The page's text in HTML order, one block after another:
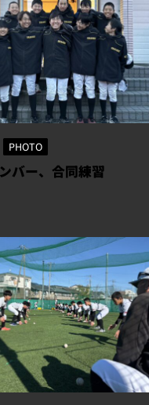
PHOTO
バー、合同練習